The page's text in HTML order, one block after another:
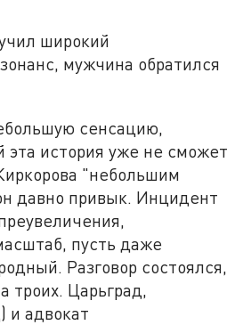
широкий
мужчина обратился
сенсацию,
эта история уже не сможет
"небольшим
давно привык. Инцидент
пусть даже
Разговор состоялся,
троих. Царьград,
и адвокат